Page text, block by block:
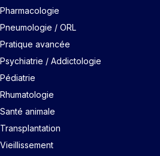
Pharmacologie
Pneumologie / ORL
Pratique avancée
Psychiatrie / Addictologie
Pédiatrie
Rhumatologie
Santé animale
Transplantation
Vieillissement